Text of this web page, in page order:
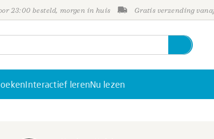
23:00 besteld, morgen in huis Gratis verzending
Interactief lerenNu lezen